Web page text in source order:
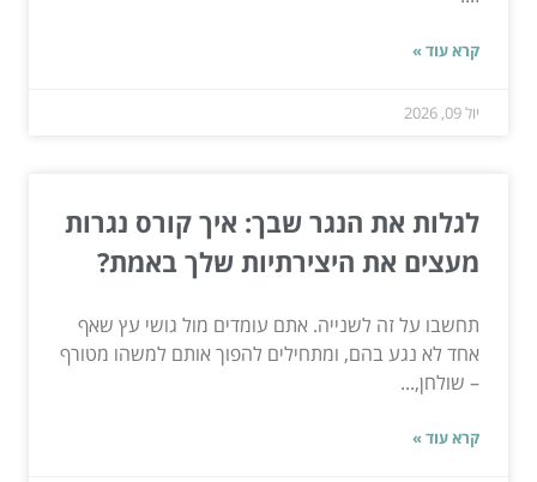
קרא עוד »
יול 09, 2026
לגלות את הנגר שבך: איך קורס נגרות
מעצים את היצירתיות שלך באמת?
תחשבו על זה לשנייה. אתם עומדים מול גושי עץ שאף
אחד לא נגע בהם, ומתחילים להפוך אותם למשהו מטורף
– שולחן,...
קרא עוד »